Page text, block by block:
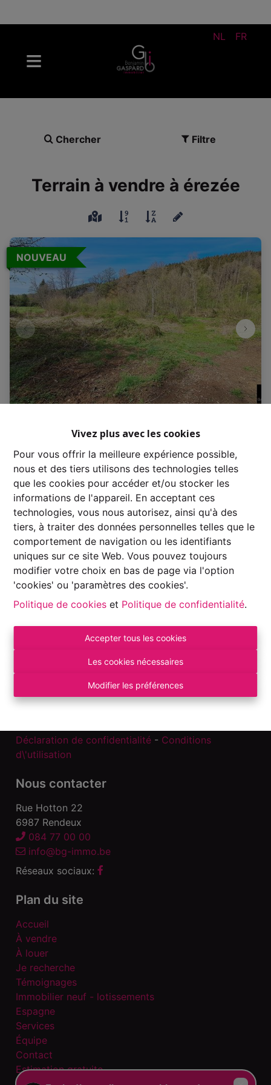
Vivez plus avec les cookies
Pour vous offrir la meilleure expérience possible,
nous et des tiers utilisons des technologies telles
que les cookies pour accéder et/ou stocker les
informations de l'appareil. En acceptant ces
technologies, vous nous autorisez, ainsi qu'à des
tiers, à traiter des données personnelles telles que le
comportement de navigation ou les identifiants
uniques sur ce site Web. Vous pouvez toujours
modifier votre choix en bas de page via l'option
'cookies' ou 'paramètres des cookies'.
Politique de cookies et Politique de confidentialité.
Accepter tous les cookies
Les cookies nécessaires
Modifier les préférences
NL FR
Chercher Filtre
Terrain à vendre à érezée
NOUVEAU
Awez , 6997 Érezée | Ref: 3356
€ 139.000
8292 m²
Institut professionnel des Agents Immobiliers, Rue
du Luxembourg 16 B – 1000 Bruxelles. Sous
Déclaration de confidentialité - Conditions
d\'utilisation
Nous contacter
Rue Hotton 22
6987 Rendeux
084 77 00 00
info@bg-immo.be
Réseaux sociaux:
Plan du site
Accueil
À vendre
À louer
Je recherche
Témoignages
Immobilier neuf - lotissements
Espagne
Services
Équipe
Contact
Estimation gratuite